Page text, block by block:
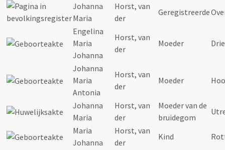
Johanna
Maria
Horst, van
der
Geregistreerde
Engelina
Maria
Johanna
Horst, van
der
Moeder
Johanna
Maria
Antonia
Horst, van
der
Moeder
Johanna
Maria
Horst, van
der
Moeder van de
bruidegom
Maria
Johanna
Horst, van
der
Kind